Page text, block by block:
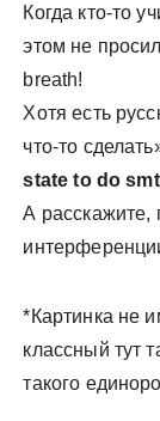
Когда кто-то
этом не
breath!
Хотя есть
что-то
state to do
А расскажите,
*Картинка не
классный тут
такого